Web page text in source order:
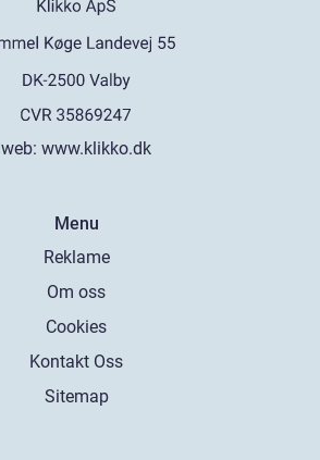
web: www.klikko.dk
Menu
Reklame
Om oss
Cookies
Kontakt Oss
Sitemap